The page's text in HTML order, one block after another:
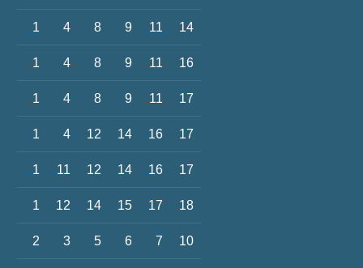
1 4 8 9 11 14
1 4 8 9 11 16
1 4 8 9 11 17
1 4 12 14 16 17
1 11 12 14 16 17
1 12 14 15 17 18
2 3 5 6 7 10